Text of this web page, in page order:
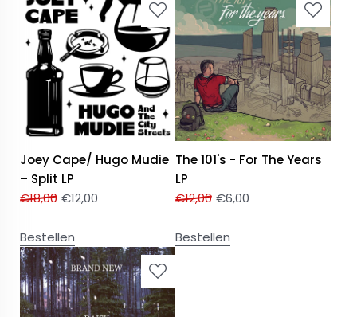
Joey Cape/ Hugo Mudie
– Split LP
€18,00 €12,00
Bestellen
The 101's - For The Years
LP
€12,00 €6,00
Bestellen